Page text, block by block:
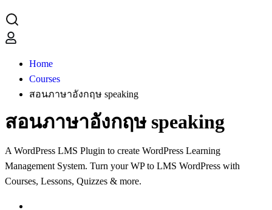
Home
Courses
สอนภาษาอังกฤษ speaking
สอนภาษาอังกฤษ speaking
A WordPress LMS Plugin to create WordPress Learning
Management System. Turn your WP to LMS WordPress with
Courses, Lessons, Quizzes & more.